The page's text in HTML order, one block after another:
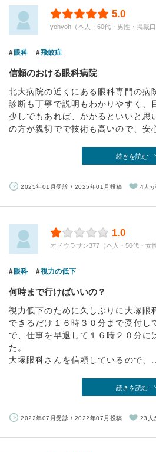
5.0
yohyoh（本人・60代・男性・掲載口
眼科 飛蚊症
信頼のおける眼科病院
北大病院の近くにある眼科専門の病
診断も丁寧で説明もわかりやすく、
少しでもあれば、かかるといいと思
の方が親切でで技術も高いので、安
続きを読む
2025年01月受診 / 2025年01月投稿 4人
1.0
オドウラサン377（本人・50代・女
眼科 視力の低下
何時まで行けばいいの？
視力低下のために久しぶりに大塚眼
できるだけ１６時３０分まで受付し
で、仕事を早退して１６時２０分に
た。
大塚眼科さんを信頼しているので、...
続きを読む
2022年07月受診 / 2022年07月投稿 23人